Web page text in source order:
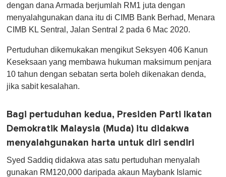
dengan dana Armada berjumlah RM1 juta dengan
menyalahgunakan dana itu di CIMB Bank Berhad, Menara
CIMB KL Sentral, Jalan Sentral 2 pada 6 Mac 2020.
Pertuduhan dikemukakan mengikut Seksyen 406 Kanun
Keseksaan yang membawa hukuman maksimum penjara
10 tahun dengan sebatan serta boleh dikenakan denda,
jika sabit kesalahan.
Bagi pertuduhan kedua, Presiden Parti Ikatan
Demokratik Malaysia (Muda) itu didakwa
menyalahgunakan harta untuk diri sendiri
Syed Saddiq didakwa atas satu pertuduhan menyalah
gunakan RM120,000 daripada akaun Maybank Islamic